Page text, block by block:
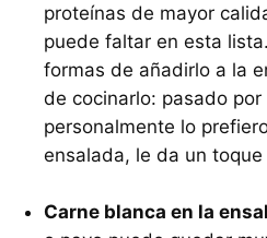
proteínas de mayor
puede faltar en esta
formas de añadirlo a la
de cocinarlo: pasado por
personalmente lo
ensalada, le da un
Carne blanca en la